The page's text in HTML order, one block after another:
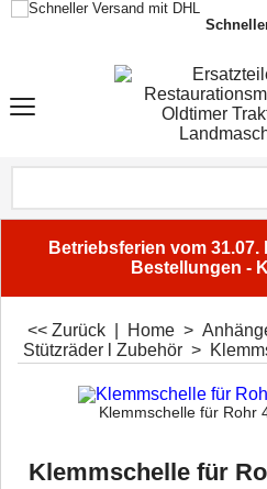
Betriebsferien vom 31.07.
Bestellungen -
<< Zurück Home >
Stützräder l Zubehör >
Klemmschelle für Rohr
Klemmschelle für